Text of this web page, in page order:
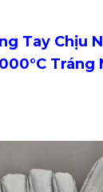
Tay Chịu
Tráng